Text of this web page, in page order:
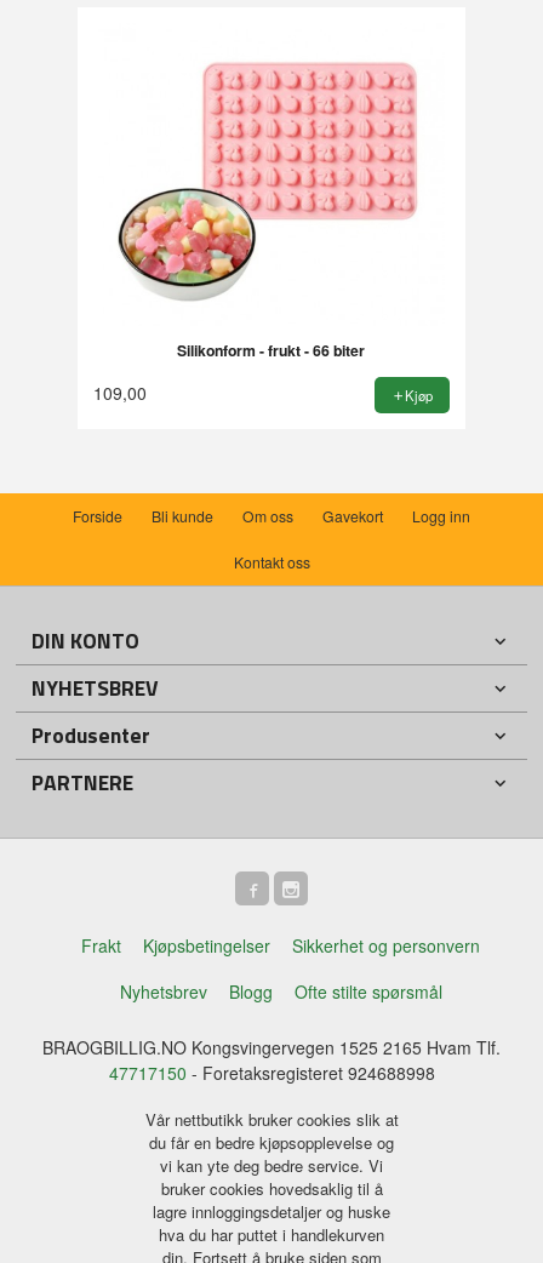
Silikonform - frukt - 66 biter
109,00 Kjøp
Forside Bli kunde Om oss Gavekort Logg inn
Kontakt oss
DIN KONTO
NYHETSBREV
Produsenter
PARTNERE
Frakt Kjøpsbetingelser
Sikkerhet og personvern
Nyhetsbrev
Blogg Ofte stilte spørsmål
BRAOGBILLIG.NO Kongsvingervegen 1525 2165 Hvam Tlf.
47717150 - Foretaksregisteret 924688998
Vår nettbutikk bruker cookies slik at
du får en bedre kjøpsopplevelse og
vi kan yte deg bedre service. Vi
bruker cookies hovedsaklig til å
lagre innloggingsdetaljer og huske
hva du har puttet i handlekurven
din. Fortsett å bruke siden som